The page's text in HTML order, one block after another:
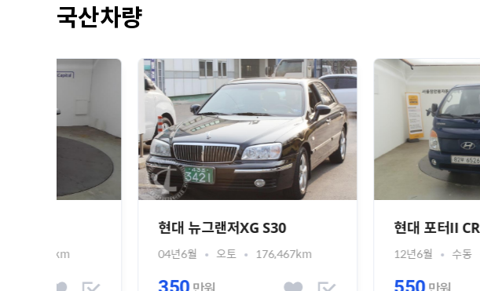
국산차량
현대 뉴그랜저XG S30
오토 176,467km
현대 포터II CRDi 슈퍼캡
수동 193,331km